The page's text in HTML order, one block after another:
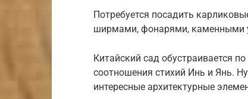
Потребуется посадить
ширмами, фонарями, каменными
Китайский сад обустраивается
соотношения стихий Инь и Янь.
интересные архитектурные